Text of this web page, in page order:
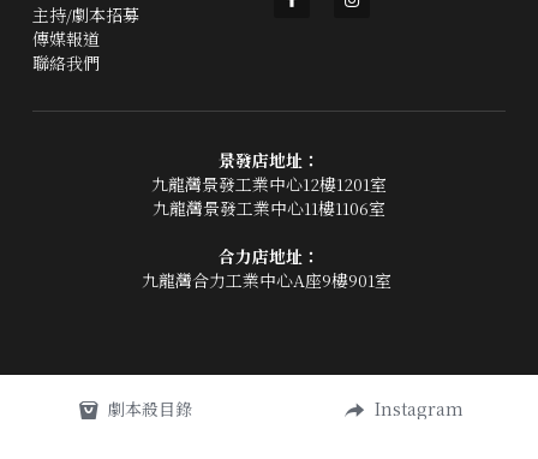
主持/劇本招募
傳媒報道
聯絡我們
景發店地址：
九龍灣景發工業中心12樓1201室
九龍灣景發工業中心11樓1106室
合力店地址：
九龍灣合力工業中心A座9樓901室
劇本殺目錄 Instagram